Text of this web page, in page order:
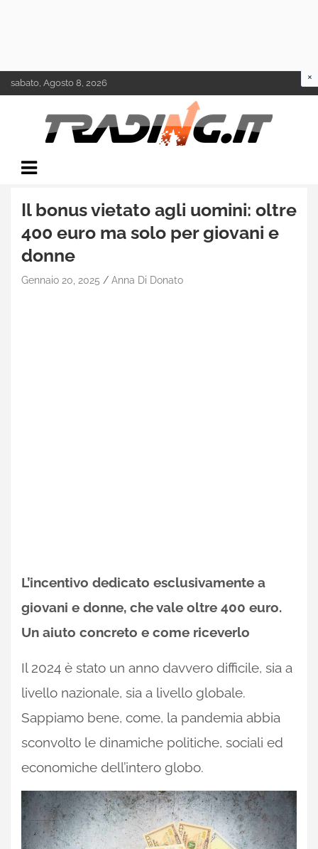
to
sabato, Agosto 8, 2026
Trading.it
Il bonus vietato agli uomini: oltre
400 euro ma solo per giovani e
donne
Gennaio 20, 2025 Anna Di Donato
L’incentivo dedicato esclusivamente a
giovani e donne, che vale oltre 400 euro.
Un aiuto concreto e come riceverlo
Il 2024 è stato un anno davvero difficile, sia a
livello nazionale, sia a livello globale.
Sappiamo bene, come, la pandemia abbia
sconvolto le dinamiche politiche, sociali ed
economiche dell’intero globo.